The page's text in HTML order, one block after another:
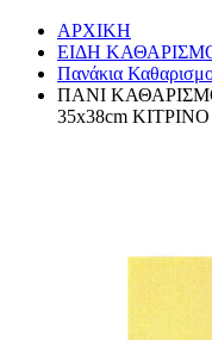
ΑΡΧΙΚΗ
ΕΙΔΗ
Πανάκια
ΠΑΝΙ
35x38cm